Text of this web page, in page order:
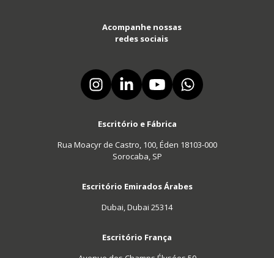
Escritório e Fábrica
Rua Moacyr de Castro, 100, Éden 18103-000
Sorocaba, SP
Escritório Emirados Árabes
Dubai, Dubai 25314
Escritório França
Acompanhe nossas
redes sociais